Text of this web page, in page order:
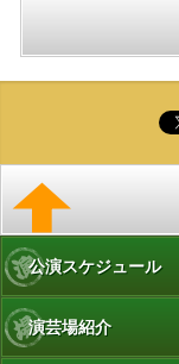
公演スケジュール
演芸場紹介